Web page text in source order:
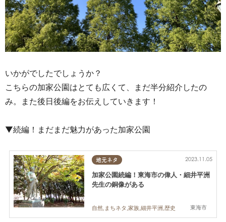
いかがでしたでしょうか？
こちらの加家公園はとても広くて、まだ半分紹介したの
み。また後日後編をお伝えしていきます！
▼続編！まだまだ魅力があった加家公園
地元ネタ
東海市
2023.11.05
加家公園続編！東海市の偉人・細井平洲
先生の銅像がある
自然,まちネタ,家族,細井平洲,歴史